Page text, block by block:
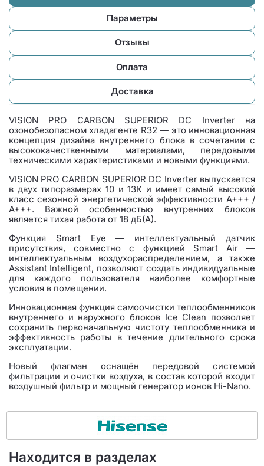
Параметры
Отзывы
Оплата
Доставка
VISION PRO CARBON SUPERIOR DC Inverter на
озонобезопасном хладагенте R32 — это инновационная
концепция дизайна внутреннего блока в сочетании с
высококачественными материалами, передовыми
техническими характеристиками и новыми функциями.
VISION PRO CARBON SUPERIOR DC Inverter выпускается
в двух типоразмерах 10 и 13К и имеет самый высокий
класс сезонной энергетической эффективности A+++ /
A+++. Важной особенностью внутренних блоков
является тихая работа от 18 дБ(А).
Функция Smart Eye — интеллектуальный датчик
присутствия, совместно с функцией Smart Air —
интеллектуальным воздухораспределением, а также
Assistant Intelligent, позволяют создать индивидуальные
для каждого пользователя наиболее комфортные
условия в помещении.
Инновационная функция самоочистки теплообменников
внутреннего и наружного блоков Ice Clean позволяет
сохранить первоначальную чистоту теплообменника и
эффективность работы в течение длительного срока
эксплуатации.
Новый флагман оснащён передовой системой
фильтрации и очистки воздуха, в состав которой входит
воздушный фильтр и мощный генератор ионов Hi-Nano.
Находится в разделах